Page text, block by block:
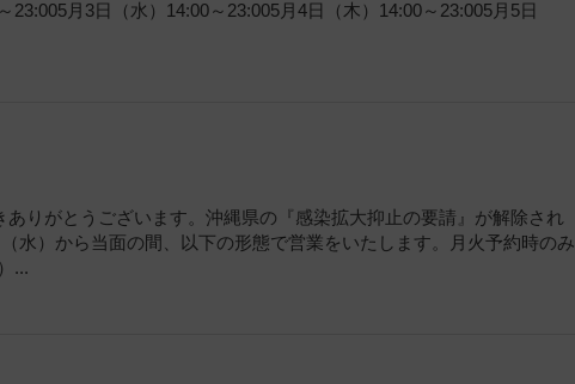
月3日（水）14:00～23:005月4日（木）14:00～23:005月5日
りがとうございます。沖縄県の『感染拡大抑止の要請』が解除され
水）から当面の間、以下の形態で営業をいたします。月火予約時のみ
...